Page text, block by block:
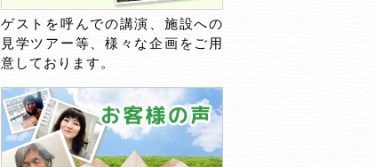
ゲストを呼んでの講演、施設への
見学ツアー等、様々な企画をご用
意しております。